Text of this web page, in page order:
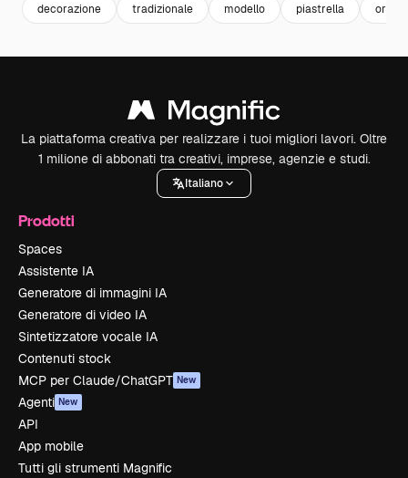
decorazione tradizionale modello piastrella
La piattaforma creativa per realizzare i tuoi migliori lavori. Oltre
1 milione di abbonati tra creativi, imprese, agenzie e studi.
Italiano
Prodotti
Spaces
Assistente IA
Generatore di immagini IA
Generatore di video IA
Sintetizzatore vocale IA
Contenuti stock
MCP per Claude/ChatGPT New
Agenti New
API
App mobile
Tutti gli strumenti Magnific